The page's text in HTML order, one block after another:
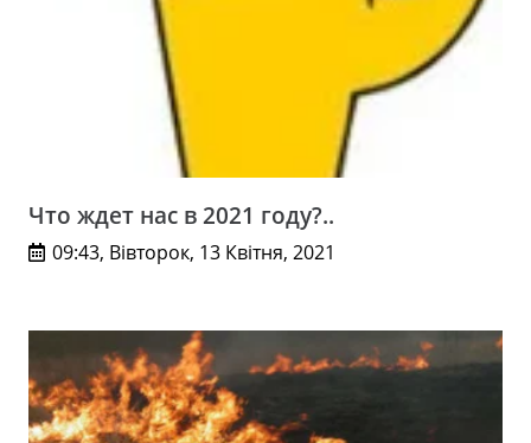
Что ждет нас в 2021 году?..
09:43, Вівторок, 13 Квітня, 2021